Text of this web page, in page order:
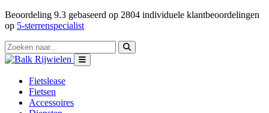
Beoordeling 9.3 gebaseerd op 2804 individuele klantbeoordelingen
op 5-sterrenspecialist
Fietslease
Fietsen
Accessoires